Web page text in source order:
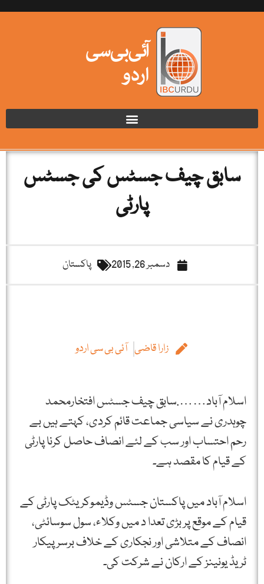
سابق چیف جسٹس کی جسٹس
پارٹی
دسمبر 26, 2015 پاکستان
زارا قاضی آئی بی سی اردو
اسلام آباد…….سابق چیف جسٹس افتخارمحمد
چوہدری نے سیاسی جماعت قائم کردی، کہتے ہیں بے
رحم احتساب اور سب کے لئے انصاف حاصل کرنا پارٹی
کے قیام کا مقصد ہے۔
اسلام آباد میں پاکستان جسٹس وڈیموکریٹک پارٹی کے
قیام کے موقع پر بڑی تعدا د میں وکلاء، سول سوسائٹی،
انصاف کے متلاشی اور نجکاری کے خلاف برسرپیکار
ٹریڈ یونینز کے ارکان نے شرکت کی۔